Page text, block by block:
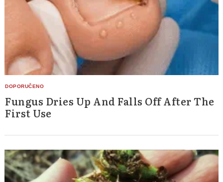
Fungus Dries Up And Falls Off After The
First Use